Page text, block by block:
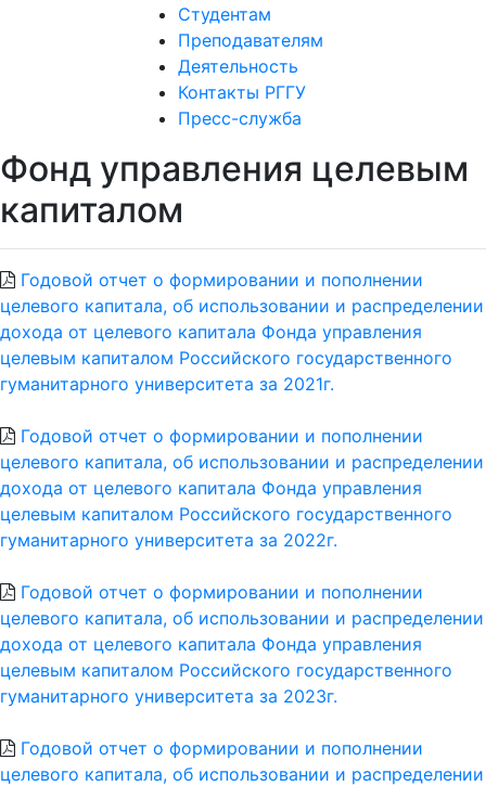
Студентам
Преподавателям
Деятельность
Контакты РГГУ
Пресс-служба
Фонд управления целевым
капиталом
Годовой отчет о формировании и пополнении
целевого капитала, об использовании и распределении
дохода от целевого капитала Фонда управления
целевым капиталом Российского государственного
гуманитарного университета за 2021г.
Годовой отчет о формировании и пополнении
целевого капитала, об использовании и распределении
дохода от целевого капитала Фонда управления
целевым капиталом Российского государственного
гуманитарного университета за 2022г.
Годовой отчет о формировании и пополнении
целевого капитала, об использовании и распределении
дохода от целевого капитала Фонда управления
целевым капиталом Российского государственного
гуманитарного университета за 2023г.
Годовой отчет о формировании и пополнении
целевого капитала, об использовании и распределении